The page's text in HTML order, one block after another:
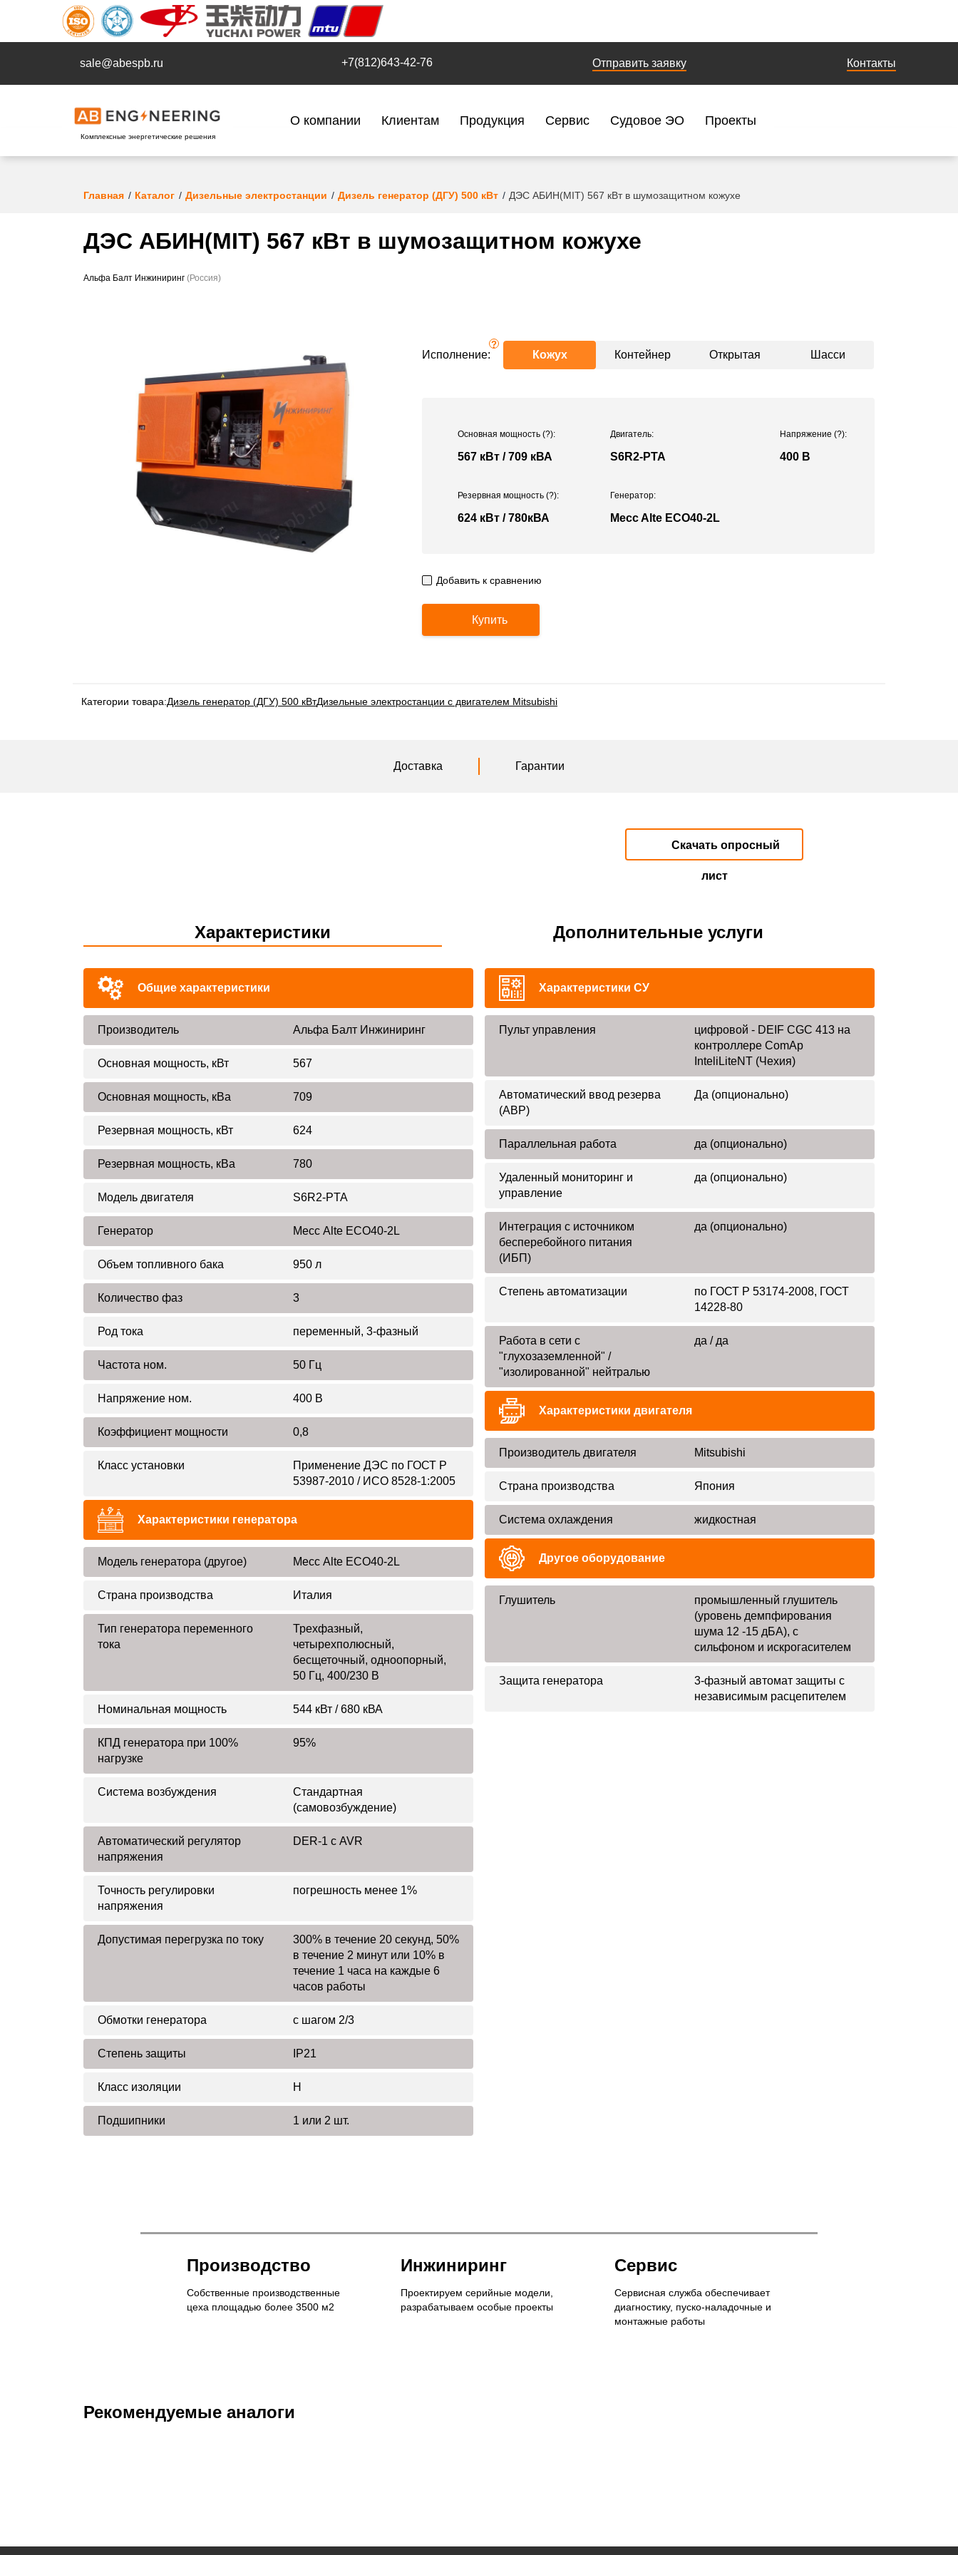
sale@abespb.ru +7(812)643-42-76 Отправить заявку Контакты
Комплексные энергетические решения
О компании Клиентам Продукция Сервис Судовое ЭО Проекты
Главная Каталог Дизельные электростанции Дизель генератор (ДГУ) 500 кВт ДЭС АБИН(MIT) 567 кВт в шумозащитном кожухе
ДЭС АБИН(MIT) 567 кВт в шумозащитном кожухе
Альфа Балт Инжиниринг (Россия)
Исполнение:
?
Кожух Контейнер Открытая Шасси
Основная мощность (?):
567 кВт / 709 кВА
Двигатель:
S6R2-PTA
Напряжение(?):
400 В
Резервная мощность (?):
624 кВт / 780кВА
Генератор:
Mecc Alte ECO40-2L
Добавить к сравнению
Купить
Категории товара:Дизель генератор (ДГУ) 500 кВтДизельные электростанции с двигателем Mitsubishi
Доставка Гарантии
Скачать опросный
лист
Характеристики
Общие характеристики
Производитель Альфа Балт Инжиниринг
Основная мощность, кВт 567
Основная мощность, кВа 709
Резервная мощность, кВт 624
Резервная мощность, кВа 780
Модель двигателя S6R2-PTA
Генератор Mecc Alte ECO40-2L
Объем топливного бака 950 л
Количество фаз 3
Род тока переменный, 3-фазный
Частота ном. 50 Гц
Напряжение ном. 400 В
Коэффициент мощности 0,8
Класс установки
Применение ДЭС по ГОСТ Р
53987-2010 / ИСО 8528-1:2005
Характеристики генератора
Модель генератора (другое) Mecc Alte ECO40-2L
Страна производства Италия
Тип генератора переменного
тока
Трехфазный,
четырехполюсный,
бесщеточный, одноопорный,
50 Гц, 400/230 В
Номинальная мощность 544 кВт / 680 кВА
КПД генератора при 100%
нагрузке
95%
Система возбуждения
Стандартная
(самовозбуждение)
Автоматический регулятор
напряжения
DER-1 с AVR
Точность регулировки
напряжения
погрешность менее 1%
Допустимая перегрузка по току
300% в течение 20 секунд, 50%
в течение 2 минут или 10% в
течение 1 часа на каждые 6
часов работы
Обмотки генератора с шагом 2/3
Степень защиты IP21
Класс изоляции H
Подшипники 1 или 2 шт.
Характеристики СУ
Пульт управления
цифровой - DEIF CGC 413 на
контроллере ComAp
InteliLiteNT (Чехия)
Автоматический ввод резерва
(АВР)
Да (опционально)
Параллельная работа да (опционально)
Удаленный мониторинг и
управление
да (опционально)
Интеграция с источником
бесперебойного питания
(ИБП)
да (опционально)
Степень автоматизации
по ГОСТ Р 53174-2008, ГОСТ
14228-80
Работа в сети с
"глухозаземленной" /
"изолированной" нейтралью
да / да
Характеристики двигателя
Производитель двигателя Mitsubishi
Страна производства Япония
Система охлаждения жидкостная
Другое оборудование
Глушитель
промышленный глушитель
(уровень демпфирования
шума 12 -15 дБА), с
сильфоном и искрогасителем
Защита генератора
3-фазный автомат защиты с
независимым расцепителем
Дополнительные услуги
Производство
Собственные производственные
цеха площадью более 3500 м2
Инжиниринг
Проектируем серийные модели,
разрабатываем особые проекты
Сервис
Сервисная служба обеспечивает
диагностику, пуско-наладочные и
монтажные работы
Рекомендуемые аналоги